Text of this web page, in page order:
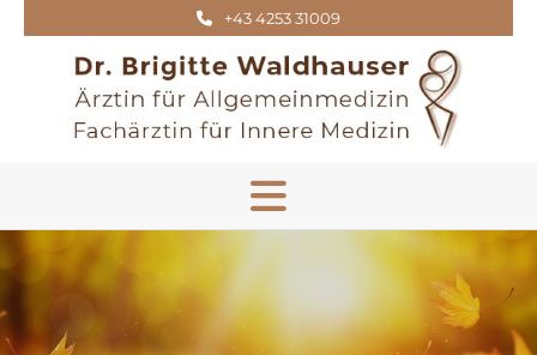
+43 4253 31009